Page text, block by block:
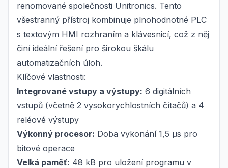
renomované společnosti Unitronics. Tento
všestranný přístroj kombinuje plnohodnotné PLC
s textovým HMI rozhraním a klávesnicí, což z něj
činí ideální řešení pro širokou škálu
automatizačních úloh.
Klíčové vlastnosti:
Integrované vstupy a výstupy: 6 digitálních
vstupů (včetně 2 vysokorychlostních čítačů) a 4
reléové výstupy
Výkonný procesor: Doba vykonání 1,5 μs pro
bitové operace
Velká paměť: 48 kB pro uložení programu v